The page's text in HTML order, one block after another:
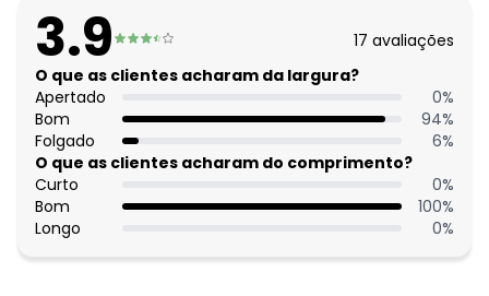
Complemento: Botões funcionais
Tecido: Chiffon com fio metalizado 100g 100% poliéster
tela3.9 17 avaliações
O que as clientes acharam da largura?
Apertado
0%
Bom
94%
Folgado
6%
O que as clientes acharam do comprimento?
Curto
0%
Bom
100%
Longo
0%